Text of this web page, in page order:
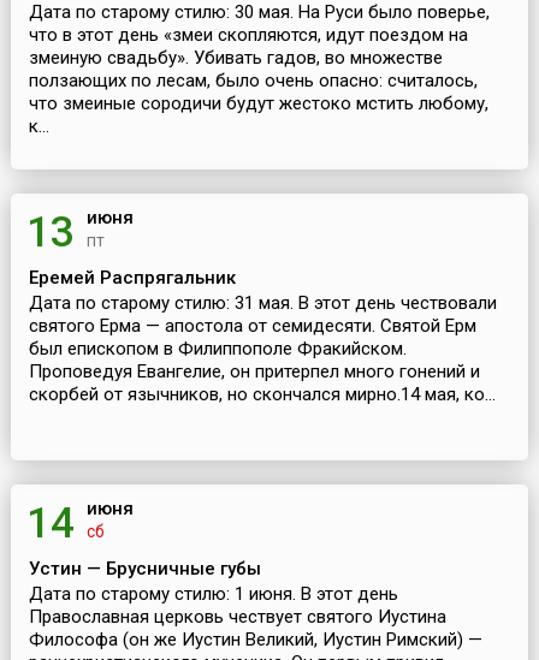
Дата по старому стилю: 30 мая. На Руси было поверье,
что в этот день «змеи скопляются, идут поездом на
змеиную свадьбу». Убивать гадов, во множестве
ползающих по лесам, было очень опасно: считалось,
что змеиные сородичи будут жестоко мстить любому,
к...
13 июня
пт
Еремей Распрягальник
Дата по старому стилю: 31 мая. В этот день чествовали
святого Ерма — апостола от семидесяти. Святой Ерм
был епископом в Филиппополе Фракийском.
Проповедуя Евангелие, он притерпел много гонений и
скорбей от язычников, но скончался мирно.14 мая, ко...
14 июня
сб
Устин — Брусничные губы
Дата по старому стилю: 1 июня. В этот день
Православная церковь чествует святого Иустина
Философа (он же Иустин Великий, Иустин Римский) —